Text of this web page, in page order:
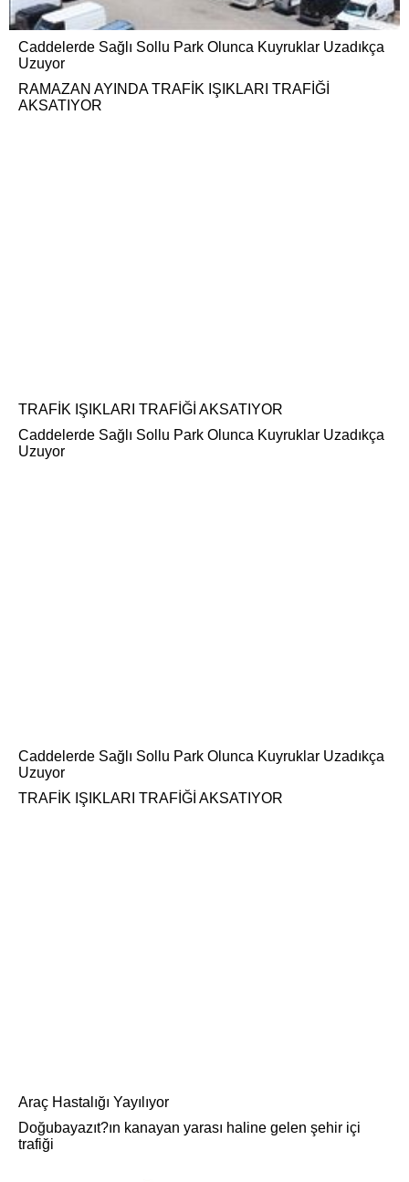
Caddelerde Sağlı Sollu Park Olunca Kuyruklar Uzadıkça
Uzuyor
RAMAZAN AYINDA TRAFİK IŞIKLARI TRAFİĞİ
AKSATIYOR
TRAFİK IŞIKLARI TRAFİĞİ AKSATIYOR
Caddelerde Sağlı Sollu Park Olunca Kuyruklar Uzadıkça
Uzuyor
Caddelerde Sağlı Sollu Park Olunca Kuyruklar Uzadıkça
Uzuyor
TRAFİK IŞIKLARI TRAFİĞİ AKSATIYOR
Araç Hastalığı Yayılıyor
Doğubayazıt?ın kanayan yarası haline gelen şehir içi
trafiği